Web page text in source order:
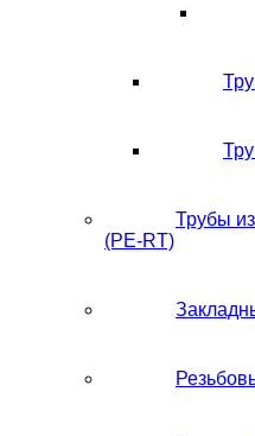
Трубы
(PE-RT)